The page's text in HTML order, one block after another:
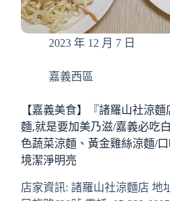
2023 年 12 月 7 日
嘉義西區
【嘉義美食】『諸羅山社涼
麵,就是要加美乃滋/嘉義必吃
色蔬菜涼麵、黃金雞絲涼麵/
境潔淨明亮
店家資訊: 諸羅山社涼麵店 地